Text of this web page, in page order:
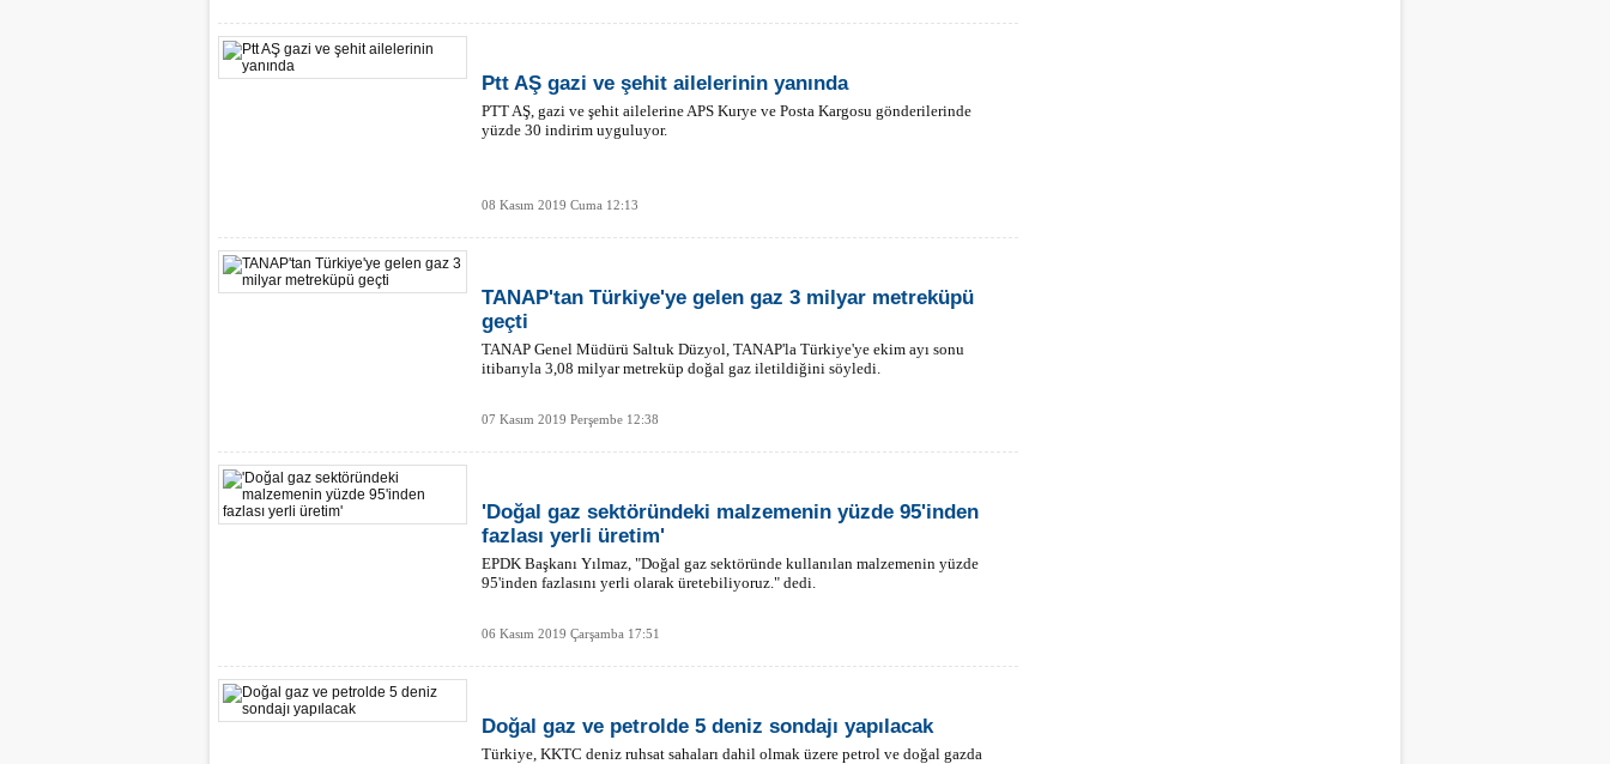
Ptt AŞ gazi ve şehit ailelerinin yanında
PTT AŞ, gazi ve şehit ailelerine APS Kurye ve Posta Kargosu gönderilerinde
yüzde 30 indirim uyguluyor.
08 Kasım 2019 Cuma 12:13
TANAP'tan Türkiye'ye gelen gaz 3 milyar metreküpü
geçti
TANAP Genel Müdürü Saltuk Düzyol, TANAP'la Türkiye'ye ekim ayı sonu
itibarıyla 3,08 milyar metreküp doğal gaz iletildiğini söyledi.
07 Kasım 2019 Perşembe 12:38
'Doğal gaz sektöründeki malzemenin yüzde 95'inden
fazlası yerli üretim'
EPDK Başkanı Yılmaz, "Doğal gaz sektöründe kullanılan malzemenin yüzde
95'inden fazlasını yerli olarak üretebiliyoruz." dedi.
06 Kasım 2019 Çarşamba 17:51
Doğal gaz ve petrolde 5 deniz sondajı yapılacak
Türkiye, KKTC deniz ruhsat sahaları dahil olmak üzere petrol ve doğal gazda